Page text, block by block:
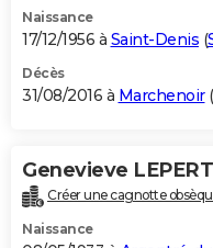
Naissance
17/12/1956 à Saint-Denis (
Décès
31/08/2016 à Marchenoir(
Genevieve LEPERT
Créer une cagnotte
Naissance